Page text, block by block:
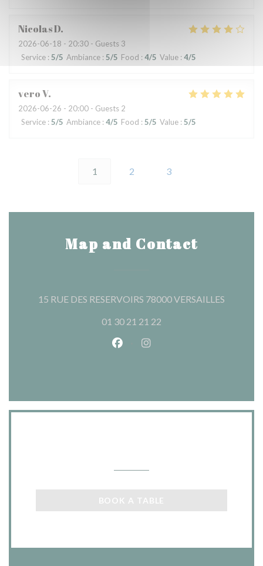
NicolasD
2026-06-18 - 20:30 - Guests 3
Service : 5/5 Ambiance : 5/5 Food : 4/5 Value : 4/5
veroV
2026-06-26 - 20:00 - Guests 2
Service : 5/5 Ambiance : 4/5 Food : 5/5 Value : 5/5
1 2 3
Map and Contact
15 RUE DES RESERVOIRS 78000 VERSAILLES
01 30 21 21 22
Facebook ((opens in a new
Instagram ((opens in a
BOOK A TABLE